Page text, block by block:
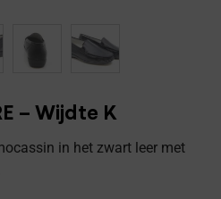
– Wijdte K
in het zwart leer met